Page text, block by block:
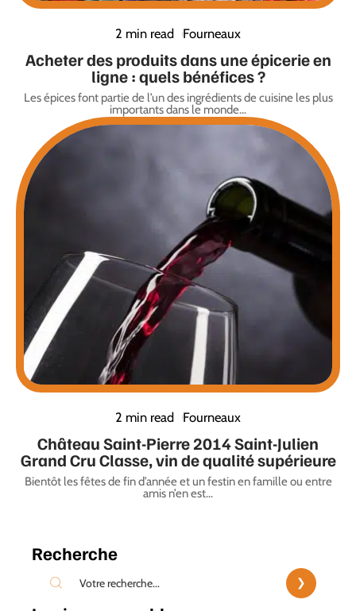
2 min read Fourneaux
Acheter des produits dans une épicerie en
ligne : quels bénéfices ?
Les épices font partie de l’un des ingrédients de cuisine les plus
importants dans le monde…
2 min read Fourneaux
Château Saint-Pierre 2014 Saint-Julien
Grand Cru Classe, vin de qualité supérieure
Bientôt les fêtes de fin d’année et un festin en famille ou entre
amis n’en est…
Recherche